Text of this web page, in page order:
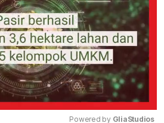
Powered by GliaStudios